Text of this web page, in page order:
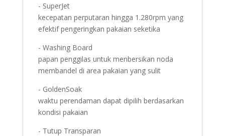
- SuperJet
kecepatan perputaran hingga 1.280rpm yang
efektif pengeringkan pakaian seketika
- Washing Board
papan penggilas untuk menbersikan noda
membandel di area pakaian yang sulit
- GoldenSoak
waktu perendaman dapat dipilih berdasarkan
kondisi pakaian
- Tutup Transparan